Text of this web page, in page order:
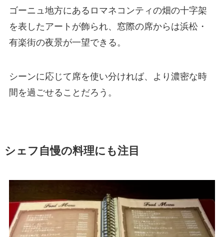
ゴーニュ地方にあるロマネコンティの畑の十字架
を表したアートが飾られ、窓際の席からは浜松・
有楽街の夜景が一望できる。
シーンに応じて席を使い分ければ、より濃密な時
間を過ごせることだろう。
シェフ自慢の料理にも注目